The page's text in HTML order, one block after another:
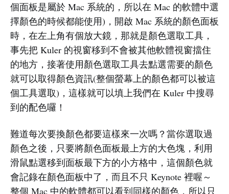
個面板是屬於 Mac 系統的，所以在 Mac 的軟體中選
擇顏色的時候都能使用)，開啟 Mac 系統的顏色面板
時，在左上角有個放大鏡，那就是顏色選取工具，
事先把 Kuler 的視窗移到不會被其他軟體視窗擋住
的地方，接著使用顏色選取工具去點選需要的顏色
就可以取得顏色資訊(整個螢幕上的顏色都可以被這
個工具選取)，這樣就可以填上我們在 Kuler 中搜尋
到的配色囉！
難道每次要換顏色都要這樣來一次嗎？當你選取過
顏色之後，只要將顏色面板最上方的大色塊，利用
滑鼠點選移到面板最下方的小方格中，這個顏色就
會記錄在顏色面板中了，而且不只 Keynote 裡喔～
整個 Mac 中的軟體都可以看到同樣的顏色，所以只